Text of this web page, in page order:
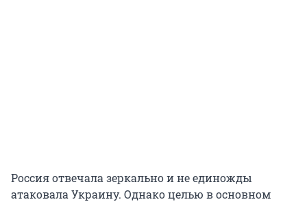
Россия отвечала зеркально и не единожды
атаковала Украину. Однако целью в основном